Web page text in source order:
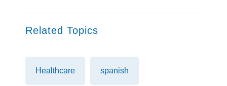
Related Topics
Healthcare spanish